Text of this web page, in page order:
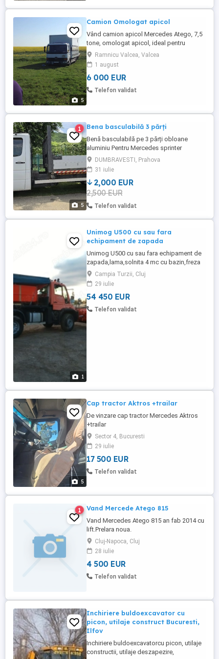
5
Camion Omologat apicol
Vând camion apicol Mercedes Atego, 7,5
tone, omologat apicol, ideal pentru
pastoral și transport stupi, într-o stare
bună de funcționare. Detalii camion:
Marcă model: Mercedes Atego An
fabricație: 2005 Masă maximă: 7,5 tone
Omologare apicol Locație: Râmnicu
Ramnicu Valcea, Valcea
1 august
6 000 EUR
Telefon validat
5
1 Bena basculabilă 3 părți
Benă basculabilă pe 3 părți obloane
aluminiu Pentru Mercedes sprinter
Lungime 3300 mm Lățime 2000 mm
înalțime 400 mm pompă cilindru noi bena
are spațiu pentru macara sau ladă scule
DUMBRAVESTI, Prahova
31 iulie
2,000 EUR
2,500 EUR
Telefon validat
1
Unimog U500 cu sau fara
echipament de zapada
Unimog U500 cu sau fara echipament de
zapada,lama,solnita 4 mc cu bazin,freza
zapada,matura,cositoare IMPECABIL
Campia Turzii, Cluj
29 iulie
54 450 EUR
Telefon validat
5
Cap tractor Aktros +trailar
De vinzare cap tractor Mercedes Aktros
+trailar
Sector 4, Bucuresti
29 iulie
17 500 EUR
Telefon validat
1 Vand Mercede Atego 815
Vand Mercedes Atego 815 an fab 2014 cu
lift.Prelara noua.
Cluj-Napoca, Cluj
28 iulie
4 500 EUR
Telefon validat
Inchiriere buldoexcavator cu
picon, utilaje construct Bucuresti,
Ilfov
Inchiriere buldoexcavatorcu picon, utilaje
constructii, utilaje deszapezire,